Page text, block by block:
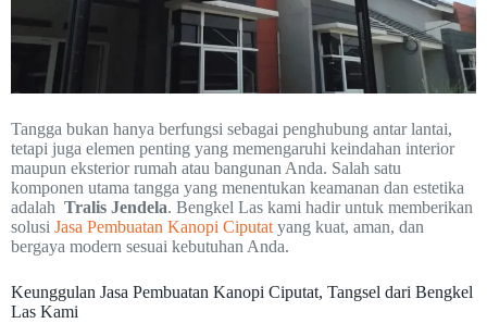
Tangga bukan hanya berfungsi sebagai penghubung antar lantai,
tetapi juga elemen penting yang memengaruhi keindahan interior
maupun eksterior rumah atau bangunan Anda. Salah satu
komponen utama tangga yang menentukan keamanan dan estetika
adalah Tralis Jendela. Bengkel Las kami hadir untuk memberikan
solusi Jasa Pembuatan Kanopi Ciputat yang kuat, aman, dan
bergaya modern sesuai kebutuhan Anda.
Keunggulan Jasa Pembuatan Kanopi Ciputat, Tangsel dari Bengkel
Las Kami